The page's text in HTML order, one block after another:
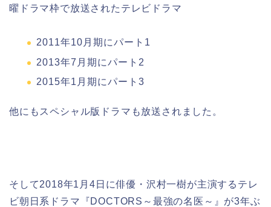
曜ドラマ枠で放送されたテレビドラマ
2011年10月期にパート1
2013年7月期にパート2
2015年1月期にパート3
他にも スペシャル版ドラマも放送 されました。
そして2018年1月4日に俳優・沢村一樹が主演するテレ
ビ朝日系ドラマ『DOCTORS～最強の名医～』が3年ぶ